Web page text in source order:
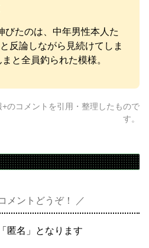
たのは、中年男性本人た
反論しながら見続けてしま
と全員釣られた模様。
のコメントを引用・整理したもので
す。
メントどうぞ！
匿名」となります